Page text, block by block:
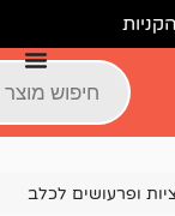
אדוונטג' לכלבים